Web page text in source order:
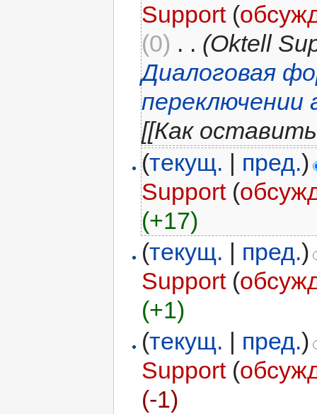
Support (
(0) . . (Oktell
Диалоговая
переключении
[[Как
(текущ. | пред.)
Support (
(+17)
(текущ. | пред.)
Support (
(+1)
(текущ. | пред.)
Support (
(-1)